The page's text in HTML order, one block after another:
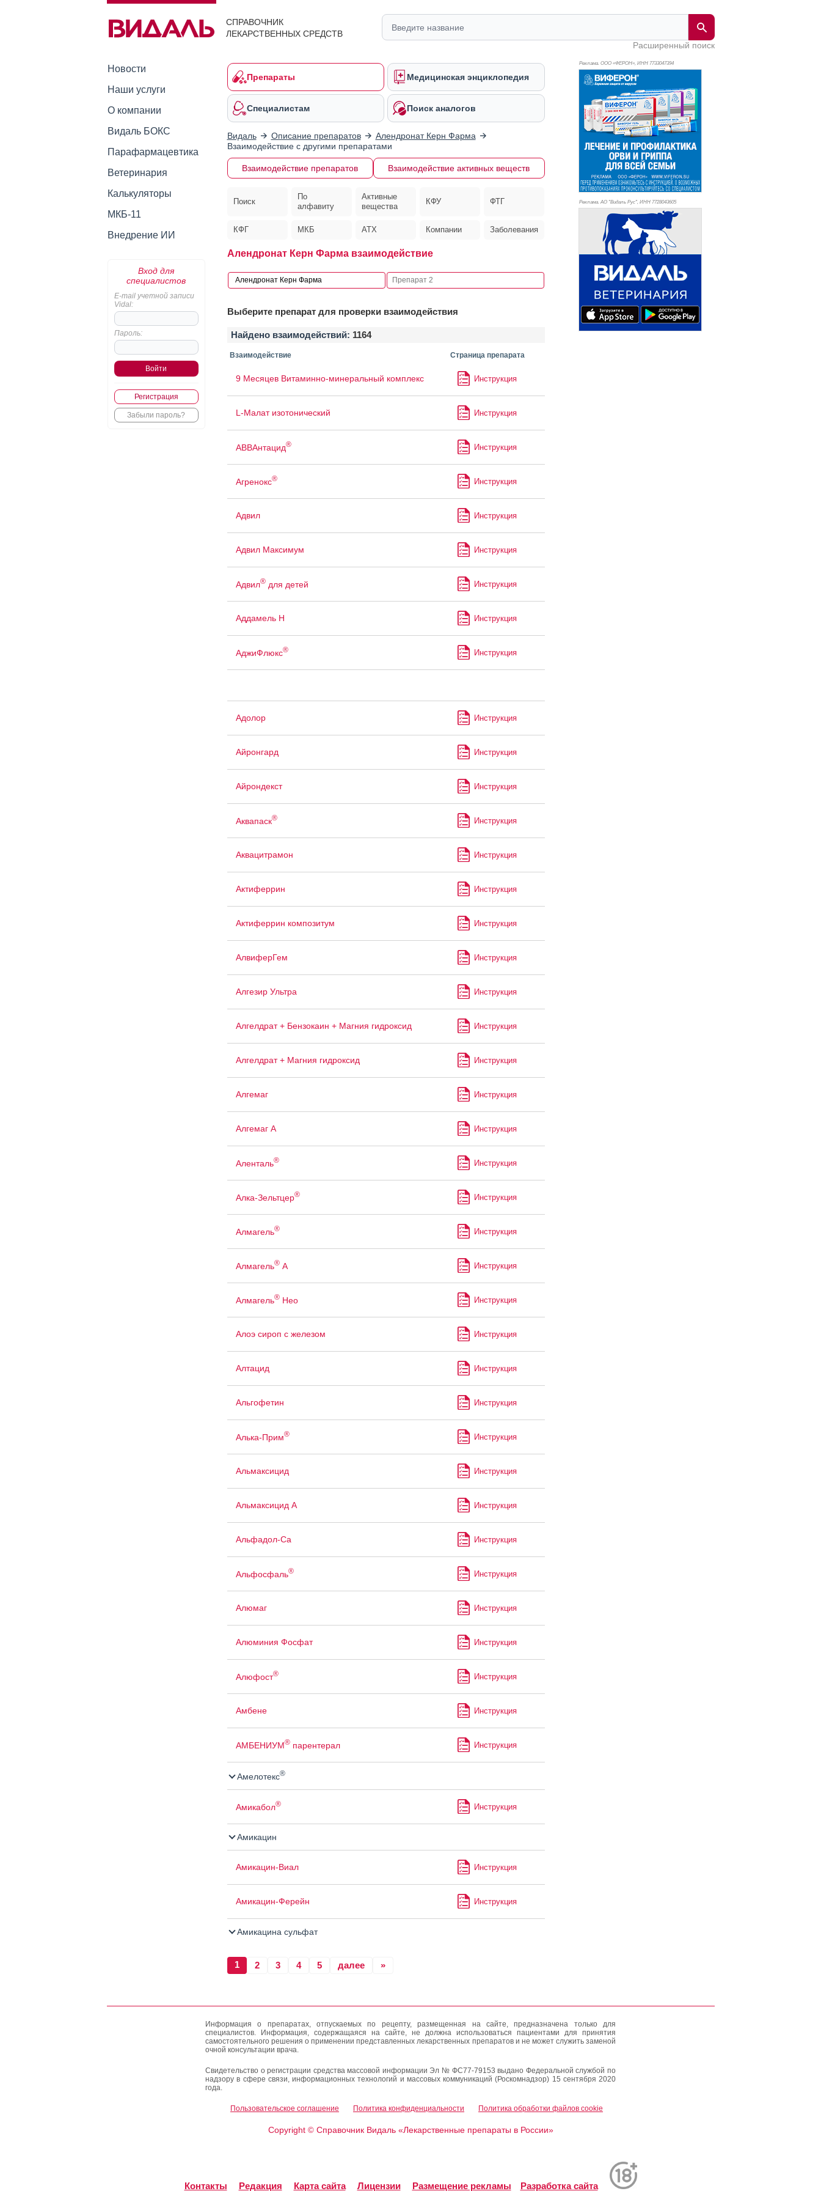
СПРАВОЧНИК
ЛЕКАРСТВЕННЫХ СРЕДСТВ
Расширенный поиск
Новости
Наши услуги
О компании
Видаль БОКС
Парафармацевтика
Ветеринария
Калькуляторы
МКБ-11
Внедрение ИИ
Вход для
специалистов
E-mail учетной записи
Vidal:
Пароль:
Регистрация
Забыли пароль?
Препараты Медицинская энциклопедия
Специалистам Поиск аналогов
Видаль Описание препаратов
Алендронат Керн Фарма
Взаимодействие с другими препаратами
Взаимодействие препаратов Взаимодействие активных веществ
Поиск
По
алфавиту
Активные
вещества
КФУ ФТГ
КФГ МКБ АТХ Компании Заболевания
Алендронат Керн Фарма взаимодействие
Выберите препарат для проверки взаимодействия
Найдено взаимодействий: 1164
Взаимодействие Страница препарата
9 Месяцев Витаминно-минеральный комплекс Инструкция
L-Малат изотонический Инструкция
АВВАнтацид® Инструкция
Агренокс® Инструкция
Адвил Инструкция
Адвил Максимум Инструкция
Адвил®для детей Инструкция
Аддамель Н Инструкция
АджиФлюкс® Инструкция
Адолор Инструкция
Айронгард Инструкция
Айрондекст Инструкция
Аквапаск® Инструкция
Аквацитрамон Инструкция
Актиферрин Инструкция
Актиферрин композитум Инструкция
АлвиферГем Инструкция
Алгезир Ультра Инструкция
Алгелдрат + Бензокаин + Магния гидроксид Инструкция
Алгелдрат + Магния гидроксид Инструкция
Алгемаг Инструкция
Алгемаг А Инструкция
Аленталь® Инструкция
Алка-Зельтцер® Инструкция
Алмагель® Инструкция
Алмагель®А Инструкция
Алмагель®Нео Инструкция
Алоэ сироп с железом Инструкция
Алтацид Инструкция
Альгофетин Инструкция
Алька-Прим® Инструкция
Альмаксицид Инструкция
Альмаксицид А Инструкция
Альфадол-Са Инструкция
Альфосфаль® Инструкция
Алюмаг Инструкция
Алюминия Фосфат Инструкция
Алюфост® Инструкция
Амбене Инструкция
АМБЕНИУМ®парентерал Инструкция
Амелотекс®
Амикабол® Инструкция
Амикацин
Амикацин-Виал Инструкция
Амикацин-Ферейн Инструкция
Амикацина сульфат
1 2 3 4 5 далее »
Реклама. ООО «ФЕРОН», ИНН 7733047394
Реклама. АО "Видаль Рус", ИНН 7728043605
Информация о препаратах, отпускаемых по рецепту, размещенная на сайте, предназначена только для
специалистов. Информация, содержащаяся на сайте, не должна использоваться пациентами для принятия
самостоятельного решения о применении представленных лекарственных препаратов и не может служить заменой
очной консультации врача.
Свидетельство о регистрации средства массовой информации Эл № ФС77-79153 выдано Федеральной службой по
надзору в сфере связи, информационных технологий и массовых коммуникаций (Роскомнадзор) 15 сентября 2020
года.
Пользовательское соглашение Политика конфиденциальности Политика обработки файлов cookie
Copyright ©Справочник Видаль «Лекарственные препараты в России»
Контакты Редакция Карта сайта Лицензии Размещение рекламы Разработка сайта